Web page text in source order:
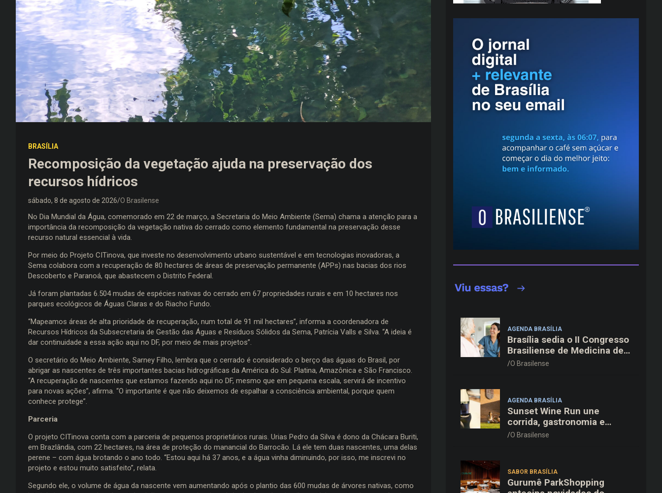
BRASÍLIA
Recomposição da vegetação ajuda na preservação dos
recursos hídricos
sábado, 8 de agosto de 2026 O Brasilense
No Dia Mundial da Água, comemorado em 22 de março, a Secretaria do Meio Ambiente (Sema) chama a atenção para a
importância da recomposição da vegetação nativa do cerrado como elemento fundamental na preservação desse
recurso natural essencial à vida.
Por meio do Projeto CITinova, que investe no desenvolvimento urbano sustentável e em tecnologias inovadoras, a
Sema colabora com a recuperação de 80 hectares de áreas de preservação permanente (APPs) nas bacias dos rios
Descoberto e Paranoá, que abastecem o Distrito Federal.
Já foram plantadas 6.504 mudas de espécies nativas do cerrado em 67 propriedades rurais e em 10 hectares nos
parques ecológicos de Águas Claras e do Riacho Fundo.
“Mapeamos áreas de alta prioridade de recuperação, num total de 91 mil hectares”, informa a coordenadora de
Recursos Hídricos da Subsecretaria de Gestão das Águas e Resíduos Sólidos da Sema, Patrícia Valls e Silva. “A ideia é
dar continuidade a essa ação aqui no DF, por meio de mais projetos”.
O secretário do Meio Ambiente, Sarney Filho, lembra que o cerrado é considerado o berço das águas do Brasil, por
abrigar as nascentes de três importantes bacias hidrográficas da América do Sul: Platina, Amazônica e São Francisco.
“A recuperação de nascentes que estamos fazendo aqui no DF, mesmo que em pequena escala, servirá de incentivo
para novas ações”, afirma. “O importante é que não deixemos de espalhar a consciência ambiental, porque quem
conhece protege”.
Parceria
O projeto CITinova conta com a parceria de pequenos proprietários rurais. Urias Pedro da Silva é dono da Chácara Buriti,
em Brazlândia, com 22 hectares, na área de proteção do manancial do Barrocão. Lá ele tem duas nascentes, uma delas
perene – com água brotando o ano todo. “Estou aqui há 37 anos, e a água vinha diminuindo, por isso, me inscrevi no
projeto e estou muito satisfeito”, relata.
Segundo ele, o volume de água da nascente vem aumentando após o plantio das 600 mudas de árvores nativas, como
AGENDA BRASÍLIA
Brasília sedia o II Congresso
Brasiliense de Medicina de
Família e Comunidade na
O Brasilense
AGENDA BRASÍLIA
Sunset Wine Run une
corrida, gastronomia e
enoturismo na Vinícola
O Brasilense
SABOR BRASÍLIA
Gurumê ParkShopping